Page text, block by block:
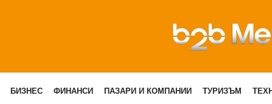
БИЗНЕС ФИНАНСИ ПАЗАРИ И КОМПАНИИ ТУРИЗЪМ